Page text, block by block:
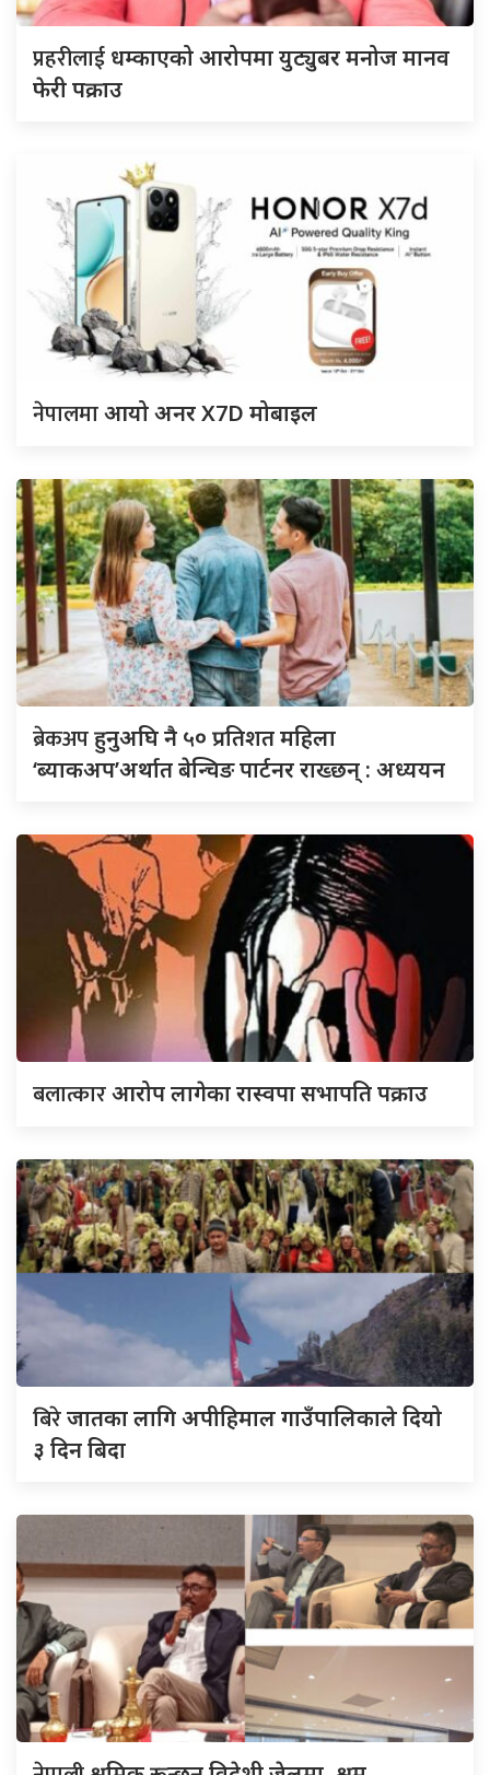
प्रहरीलाई धम्काएको आरोपमा युट्युबर मनोज मानव
फेरी पक्राउ
नेपालमाआयो अनर X7D मोबाइल
ब्रेकअपहुनुअघि नै ५० प्रतिशत महिला
‘ब्याकअप’अर्थात बेन्चिङ पार्टनर राख्छन् : अध्ययन
बलात्कारआरोप लागेका रास्वपा सभापति पक्राउ
बिरेजातका लागि अपीहिमाल गाउँपालिकाले दियो
३ दिन बिदा